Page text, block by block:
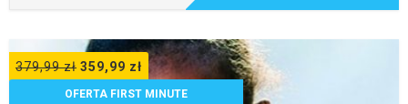
379,99zł 359,99 zł
OFERTA FIRST MINUTE